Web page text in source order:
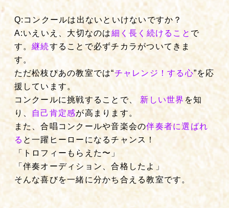
Q:コンクールは出ないといけないですか？
A:いえいえ、大切なのは細く長く続けること で
す。継続することで必ずチカラがついてきま
す。
ただ松枝ぴあの教室では“チャレンジ！する心”を応
援しています。
コンクールに挑戦することで、 新しい世界 を知
り、
自己肯定感が高まります。
また、合唱コンクールや音楽会の伴奏者に選ばれ
る と一躍ヒーローになるチャンス！
「トロフィーもらえた〜」
「伴奏オーディション、合格したよ」
そんな喜びを一緒に分かち合える教室です。